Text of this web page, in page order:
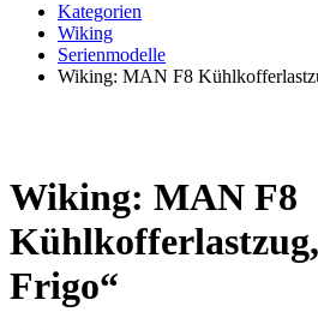
Kategorien
Wiking
Serienmodelle
Wiking: MAN F8
Wiking: MAN F8
Frigo“